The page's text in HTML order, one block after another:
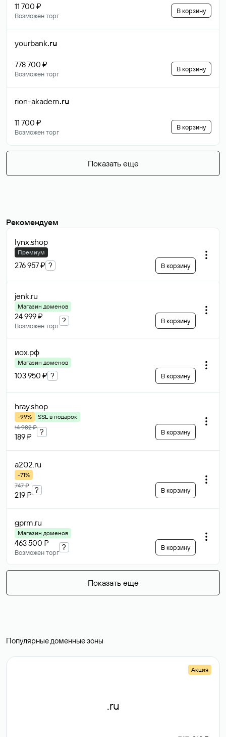
11 700 ₽
Возможен торг
В корзину
yourbank.ru
778 700 ₽
Возможен торг
В корзину
rion-akadem.ru
11 700 ₽
Возможен торг
В корзину
Показать еще
Рекомендуем
lynx.shop
Премиум
276 957 ₽ ? В корзину
jenk.ru
Магазин доменов
24 999 ₽
Возможен торг
? В корзину
иох.рф
Магазин доменов
103 950 ₽ ? В корзину
hray.shop
-99%
SSL в подарок
14 982 ₽
189 ₽
? В корзину
a202.ru
-71%
747 ₽
219 ₽
? В корзину
gprm.ru
Магазин доменов
463 500 ₽
Возможен торг
? В корзину
Показать еще
Популярные доменные зоны
Акция
.ru